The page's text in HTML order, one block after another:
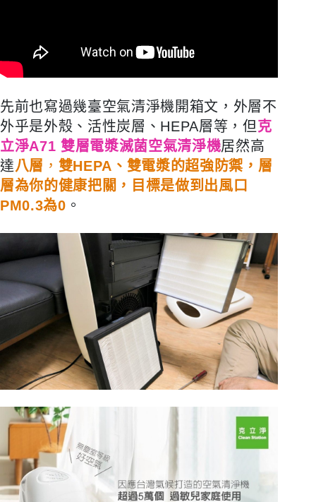
先前也寫過幾臺空氣清淨機開箱文，外層不
外乎是外殼、活性炭層、HEPA層等，但克
立淨A71 雙層電漿滅菌空氣清淨機居然高
達八層 ， 雙HEPA、雙電漿的超強防禦，層
層為你的健康把關，目標是做到出風口
PM0.3為0 。